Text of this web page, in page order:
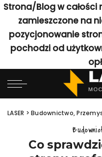
Strona/Blog w
zamieszczone na
pozycjonowanie
pochodzi od
LASER >Budownictwo,
Co